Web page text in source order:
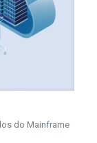
do Mainframe